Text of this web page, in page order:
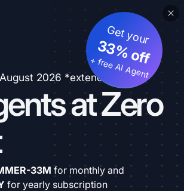
2026 *extended
at Zero
Get your
33% off
+ free AI Agent
33M for monthly and
for yearly subscription